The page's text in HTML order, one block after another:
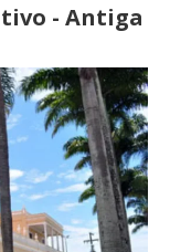
- Antiga